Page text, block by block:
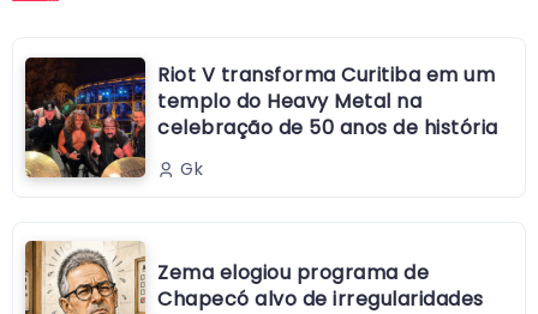
Riot V transforma Curitiba em um
templo do Heavy Metal na
celebração de 50 anos de história
Gk
Zema elogiou programa de
Chapecó alvo de irregularidades